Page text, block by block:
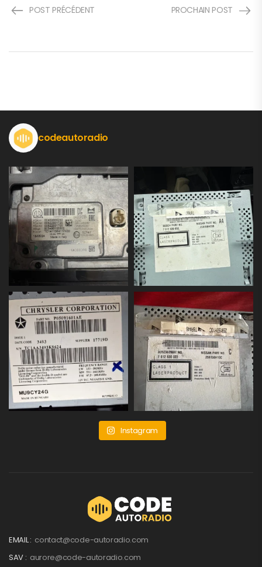
POST PRÉCÉDENT PROCHAIN POST
codeautoradio
Instagram
EMAIL : contact@code-autoradio.com
SAV : aurore@code-autoradio.com